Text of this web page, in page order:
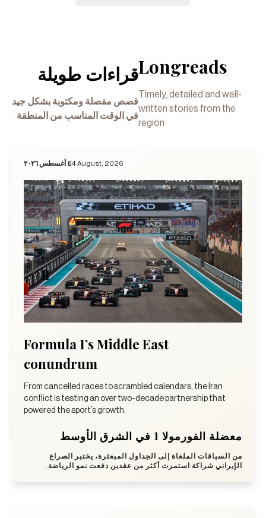
قراءات طويلة
قصص مفصلة ومكتوبة بشكل جيد
في الوقت المناسب من المنطقة
Longreads
Timely, detailed and well-
written stories from the
region
٤ أغسطس ٢٠٢٦4 August, 2026
Formula 1’s Middle East
conundrum
From cancelled races to scrambled calendars, the Iran
conflict is testing an over two-decade partnership that
powered the sport’s growth.
معضلة الفورمولا 1 في الشرق الأوسط
من السباقات الملغاة إلى الجداول المبعثرة، يختبر الصراع
الإيراني شراكة استمرت أكثر من عقدين دفعت نمو الرياضة.